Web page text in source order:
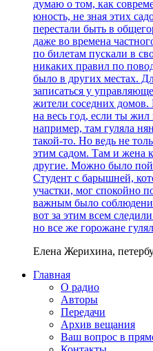
думаю о том, как
юность, не зная этих
перестали быть в
даже во времена
по билетам пускали в
никаких правил по
было в других местах.
записаться у
жители соседних
на весь год, если ты
например, там гуляла
такой-то. Но ведь не
этим садом. Там и жена
другие. Можно было
Студент с барышней,
участки, мог спокойно
важным было
вот за этим всем
но все же горожане
Елена Жерихина,
Главная
О радио
Авторы
Передачи
Архив вещания
Ваш вопрос в